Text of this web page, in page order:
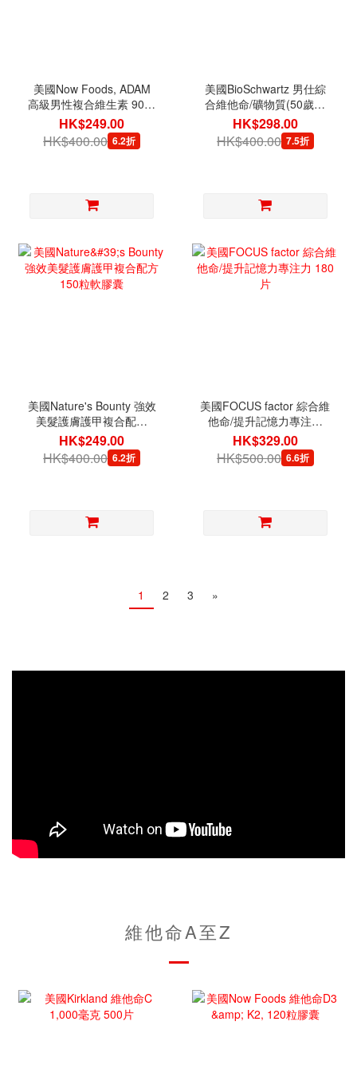
美國Now Foods, ADAM
高級男性複合維生素 90粒
軟膠囊
HK$249.00
HK$400.00 6.2折
美國BioSchwartz 男仕綜
合維他命/礦物質(50歲或
以上) 60粒素食膠囊
HK$298.00
HK$400.00 7.5折
美國Nature's Bounty 強效
美髮護膚護甲複合配方
150粒軟膠囊
HK$249.00
HK$400.00 6.2折
美國FOCUS factor 綜合維
他命/提升記憶力專注力
180片
HK$329.00
HK$500.00 6.6折
1 2 3 »
維他命A至Z